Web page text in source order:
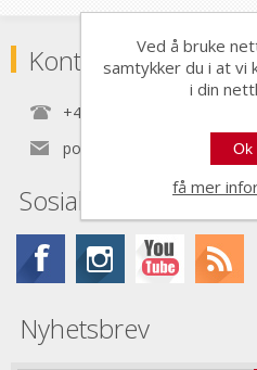
Kontaktinformasjon
+47 22 30 40 70
post@nordictools.no
Sosiale medier
Nyhetsbrev
Ved å bruke
samtykker du i at vi
i din
Ok
få mer